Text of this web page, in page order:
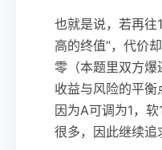
也就是说，若再往
高的终值”，代价
零（本题里双方爆
收益与风险的平衡
因为A可调为1，
很多，因此继续追